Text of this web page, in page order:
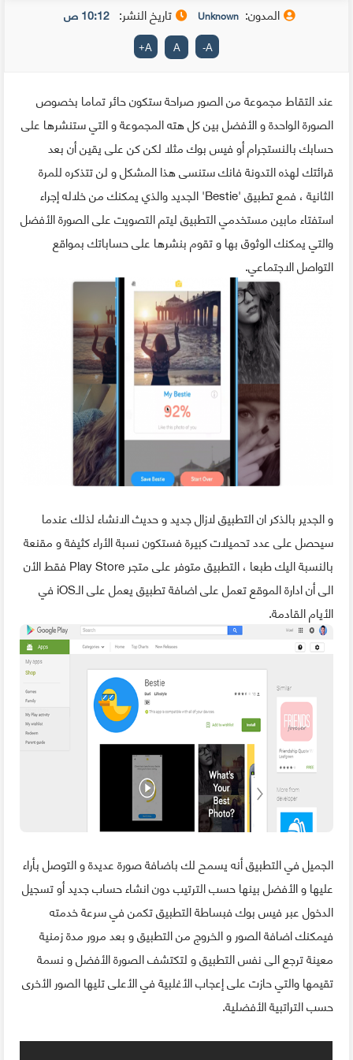
المدون: Unknown تاريخ النشر: 10:12 ص
A
-
A
A
+
عند التقاط مجموعة من الصور صراحة ستكون حائر تماما بخصوص
الصورة الواحدة و الأفضل بين كل هته المجموعة و التي ستنشرها على
حسابك بالنستجرام أو فيس بوك مثلا لكن كن على يقين أن بعد
قرائتك لهذه التدونة فانك ستنسى هذا المشكل و لن تتذكره للمرة
الثانية ، فمع تطبيق 'Bestie' الجديد والذي يمكنك من خلاله إجراء
استفتاء مابين مستخدمي التطبيق ليتم التصويت على الصورة الأفضل
والتي يمكنك الوثوق بها و تقوم بنشرها على حساباتك بمواقع
التواصل الاجتماعي.
و الجدير بالذكر ان التطبيق لازال جديد و حديث الانشاء لذلك عندما
سيحصل على عدد تحميلات كبيرة فستكون نسبة الأراء كثيفة و مقنعة
بالنسبة اليك طبعا ، التطبيق متوفر على متجر Play Store فقط الأن
الى أن ادارة الموقع تعمل على اضافة تطبيق يعمل على الـiOS في
الأيام القادمة.
الجميل في التطبيق أنه يسمح لك باضافة صورة عديدة و التوصل بأراء
عليها و الأفضل بينها حسب الترتيب دون انشاء حساب جديد أو تسجيل
الدخول عبر فيس بوك فبساطة التطبيق تكمن في سرعة خدمته
فيمكنك اضافة الصور و الخروج من التطبيق و بعد مرور مدة زمنية
معينة ترجع الى نفس التطبيق و لتكتشف الصورة الأفضل و نسمة
تقيمها والتي حازت على إعجاب الأغلبية في الأعلى تليها الصور الأخرى
حسب التراتبية الأفضلية.